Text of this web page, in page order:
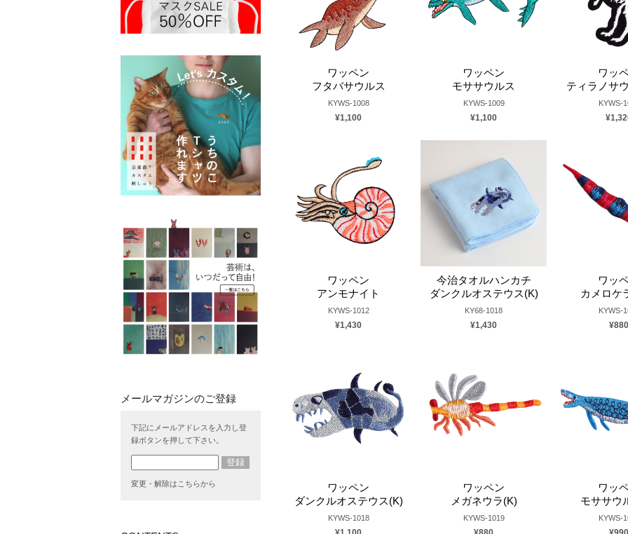
ワッペン
フタバサウルス
KYWS-1008
¥1,100
ワッペン
モササウルス
KYWS-1009
¥1,100
ワッ
ティラノサ
KYWS-
ワッペン
アンモナイト
KYWS-1012
¥1,430
今治タオルハンカチ
ダンクルオステウス(K)
KY68-1018
¥1,430
ワッ
カメロケ
KYWS-
¥880
ワッペン
ダンクルオステウス(K)
KYWS-1018
ワッペン
メガネウラ(K)
KYWS-1019
ワッ
モササウ
KYWS-
下記にメールアドレスを入力し登
録ボタンを押して下さい。
変更・解除はこちらから